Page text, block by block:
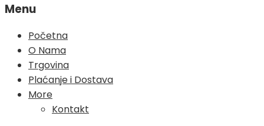
Menu
Skip
content
Početna
O Nama
Trgovina
Plaćanje i Dostava
More
Kontakt